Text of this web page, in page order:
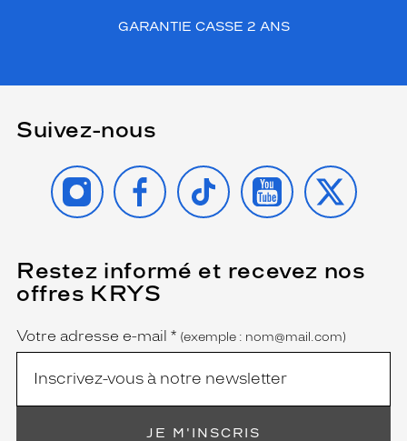
GARANTIE CASSE 2 ANS
Suivez-nous
INSTAGRAMFACEBOOK
TIKTOK YOUTUBE
X
Restez informé et recevez nos
offres KRYS
Name
Votre adresse e-mail *
(Ce
champ
est
obligatoire)
(exemple : nom@mail.com)
JE M'INSCRIS